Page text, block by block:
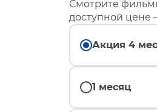
Смотрите
доступной цене
Акция 4
1 месяц